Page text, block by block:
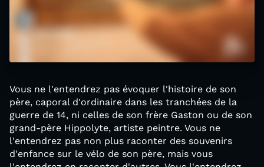
Vous ne l'entendrez pas évoquer l'histoire de son
père, caporal d'ordinaire dans les tranchées de la
guerre de 14, ni celles de son frère Gaston ou de son
grand-père Hippolyte, artiste peintre. Vous ne
l'entendrez pas non plus raconter des souvenirs
d'enfance sur le vélo de son père, mais vous